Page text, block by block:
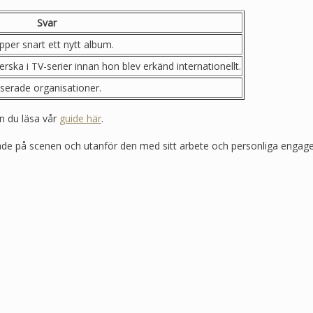
Svar
snart ett nytt album.
i TV-serier innan hon blev erkänd internationellt.
organisationer.
du läsa vår guide här.
på scenen och utanför den med sitt arbete och personliga